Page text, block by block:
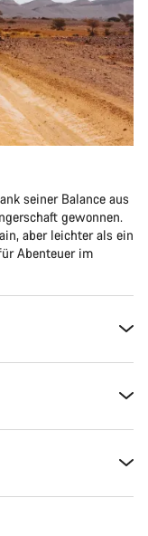
seiner Balance aus
gewonnen.
aber leichter als ein
Abenteuer im